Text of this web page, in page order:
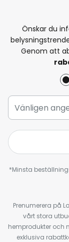
Önskar du
Genom att
*Minsta
Prenumerera på
vårt stora
hemprodukter och
exklusiva